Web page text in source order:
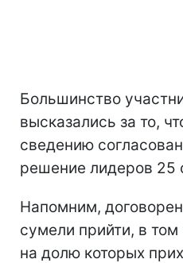
Большинство
высказались за то,
сведению
решение лидеров 25
Напомним,
сумели прийти, в том
на долю которых